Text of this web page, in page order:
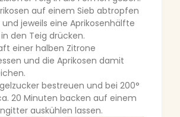
auf einem Sieb abtropfen
und jeweils eine Aprikosenhälfte
den Teig drücken.
einer halben Zitrone
und die Aprikosen damit
bestreuen und bei 200°
20 Minuten backen auf einem
auskühlen lassen.